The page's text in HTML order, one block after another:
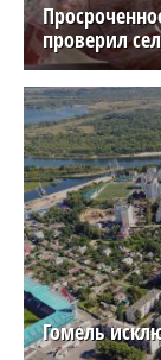
проверил
Гомель